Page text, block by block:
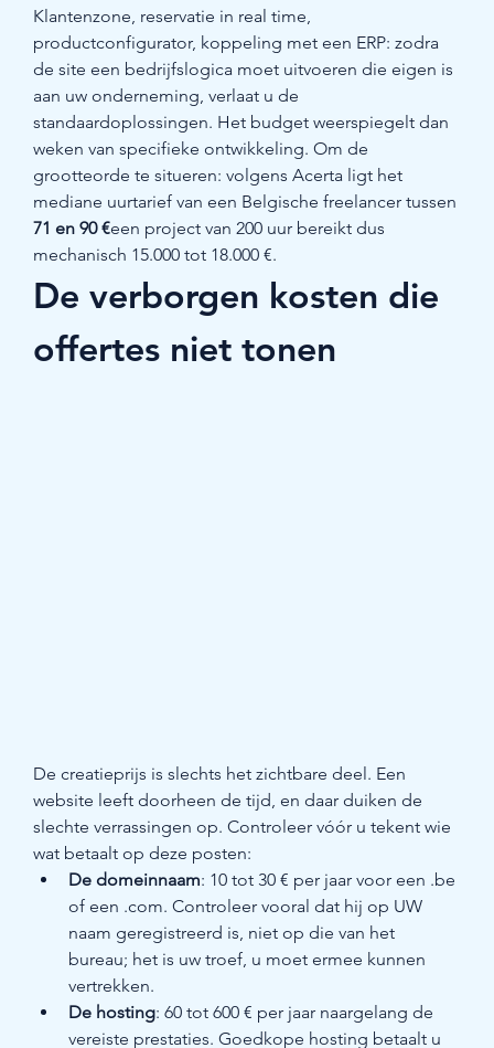
Klantenzone, reservatie in real time,
productconfigurator, koppeling met een ERP: zodra
de site een bedrijfslogica moet uitvoeren die eigen is
aan uw onderneming, verlaat u de
standaardoplossingen. Het budget weerspiegelt dan
weken van specifieke ontwikkeling. Om de
grootteorde te situeren: volgens Acerta ligt het
mediane uurtarief van een Belgische freelancer tussen
71 en 90 €een project van 200 uur bereikt dus
mechanisch 15.000 tot 18.000 €.
De verborgen kosten die
offertes niet tonen
De creatieprijs is slechts het zichtbare deel. Een
website leeft doorheen de tijd, en daar duiken de
slechte verrassingen op. Controleer vóór u tekent wie
wat betaalt op deze posten:
De domeinnaam: 10 tot 30 € per jaar voor een .be
of een .com. Controleer vooral dat hij op UW
naam geregistreerd is, niet op die van het
bureau; het is uw troef, u moet ermee kunnen
vertrekken.
De hosting: 60 tot 600 € per jaar naargelang de
vereiste prestaties. Goedkope hosting betaalt u